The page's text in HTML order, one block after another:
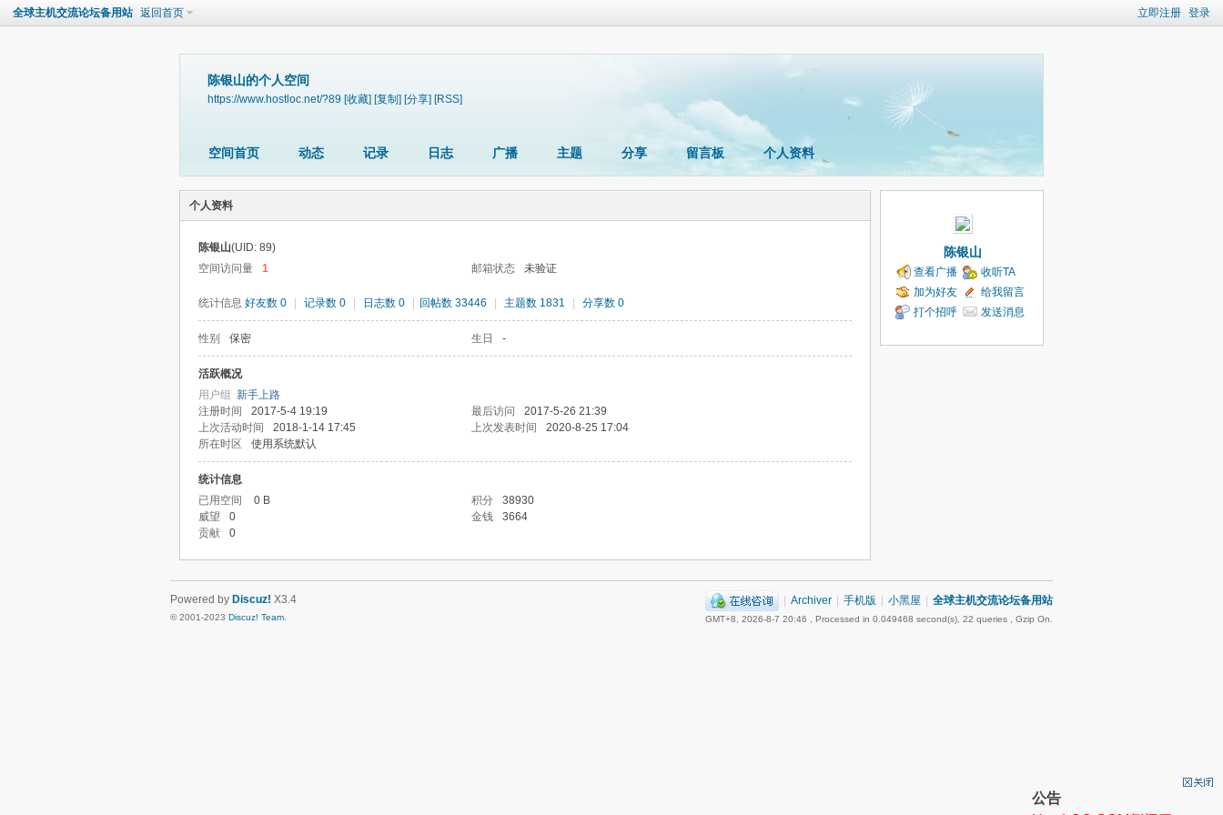
立即注册 登录
全球主机交流论坛备用站 返回首页
陈银山的个人空间
https://www.hostloc.net/?89 [收藏] [复制] [分享] [RSS]
空间首页 动态 记录 日志 广播 主题 分享 留言板 个人资料
个人资料
陈银山(UID: 89)
空间访问量
1 邮箱状态 未验证
统计信息 好友数 0 记录数 0 日志数 0 回帖数 33446 主题数 1831 分享数 0
性别 保密 生日 -
活跃概况
用户组 新手上路
注册时间
2017-5-4 19:19 最后访问
2017-5-26 21:39
上次活动时间
2018-1-14 17:45 上次发表时间
2020-8-25 17:04
所在时区
使用系统默认
统计信息
已用空间
0 B 积分
38930
威望
0 金钱
3664
贡献
0
陈银山
查看广播
收听TA
加为好友
给我留言
打个招呼
发送消息
公告
| Archiver | 手机版 | 小黑屋 | 全球主机交流论坛备用站
GMT+8, 2026-8-7 20:46 , Processed in 0.049468 second(s), 22 queries , Gzip On.
Powered by Discuz! X3.4
© 2001-2023 Discuz! Team